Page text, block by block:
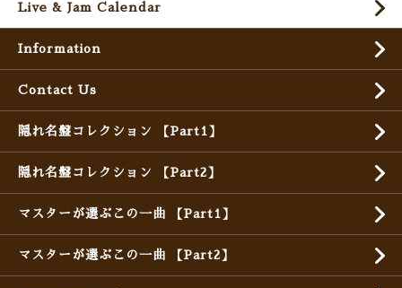
Live & Jam Calendar
Information
Contact Us
隠れ名盤コレクション 【Part1】
隠れ名盤コレクション 【Part2】
マスターが選ぶこの一曲 【Part1】
マスターが選ぶこの一曲 【Part2】